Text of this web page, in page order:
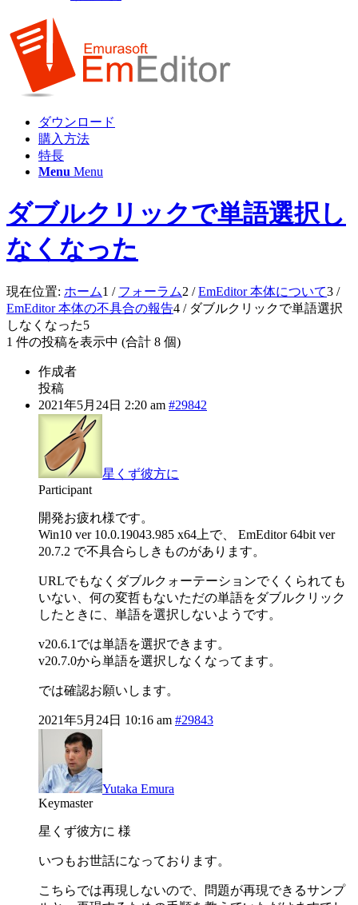
ダウンロード
購入方法
特長
Menu Menu
ダブルクリックで単語選択し
なくなった
現在位置: ホーム1 / フォーラム2 / EmEditor 本体について3 /
EmEditor 本体の不具合の報告4 / ダブルクリックで単語選択
しなくなった5
1 件の投稿を表示中 (合計 8 個)
作成者
投稿
2021年5月24日 2:20 am #29842
星くず彼方に
Participant
開発お疲れ様です。
Win10 ver 10.0.19043.985 x64上で、 EmEditor 64bit ver
20.7.2 で不具合らしきものがあります。
URLでもなくダブルクォーテーションでくくられても
いない、何の変哲もないただの単語をダブルクリック
したときに、単語を選択しないようです。
v20.6.1では単語を選択できます。
v20.7.0から単語を選択しなくなってます。
では確認お願いします。
2021年5月24日 10:16 am #29843
Yutaka Emura
Keymaster
星くず彼方に 様
いつもお世話になっております。
こちらでは再現しないので、問題が再現できるサンプ